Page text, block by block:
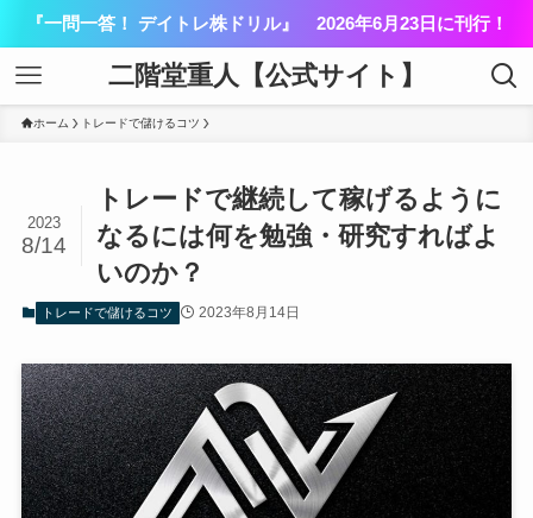
『一問一答！ デイトレ株ドリル』 2026年6月23日に刊行！
二階堂重人【公式サイト】
ホーム トレードで儲けるコツ
トレードで継続して稼げるように
なるには何を勉強・研究すればよ
いのか？
2023
8/14
トレードで儲けるコツ 2023年8月14日